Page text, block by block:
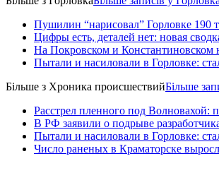
Пушилин “нарисовал” Горловке 190
Цифры есть, деталей нет: новая
На Покровском и Константиновском
Пытали и насиловали в Горловке:
Більше з Хроника происшествийБільше
Расстрел пленного под Волновахой:
В РФ заявили о подрыве
Пытали и насиловали в Горловке:
Число раненых в Краматорске